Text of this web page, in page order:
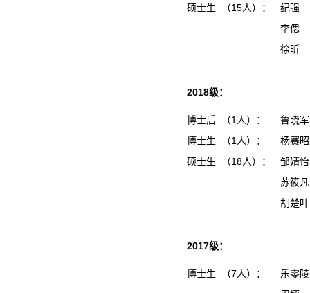
硕士生 （15人）：
纪强
李偲
徐昕
2018级：
博士后 （1人）：
鲁晓军
博士生 （1人）：
杨赛昭
硕士生 （18人）：
邹婧
苏筱
胡楚
2017级：
博士生 （7人）：
乐零陵